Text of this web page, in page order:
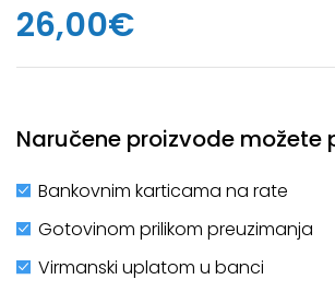
26,00€
Naručene proizvode možete
Bankovnim karticama na rate
Gotovinom prilikom preuzimanja
Virmanski uplatom u banci